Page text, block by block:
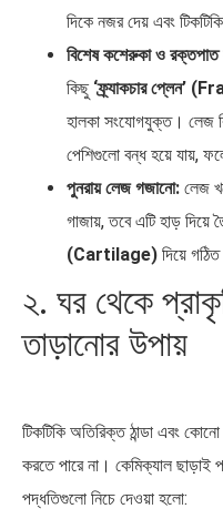
দিকে নজর দেয় এবং
বিশেষ কশেরুকা ও রক্তপাত
কিছু ‘ফ্র্যাকচার প্লেন’
হালকা সংযোগযুক্ত। লেজ
পেশিগুলো বন্ধ হয়ে যায়,
পুনরায় লেজ গজানো: লেজ
গাজায়, তবে এটি হাড় দিয়ে
(Cartilage) দিয়ে
২. ঘর থেকে
তাড়ানোর উপায়
টিকটিকি অতিরিক্ত ঠান্ডা এবং
করতে পারে না। কেমিক্যাল ছাড়াই
পদ্ধতিগুলো নিচে দেওয়া হলো: